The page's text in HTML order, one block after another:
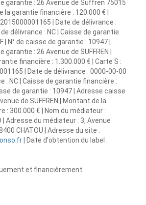
garantie : 26 Avenue de Suffren 75015
la garantie financière : 120.000 € |
| Date de délivrance :
délivrance : NC | Caisse de garantie
| N° de caisse de garantie : 10947 |
: 26 Avenue de SUFFREN |
financière : 1.300.000 € | Carte S :
| Date de délivrance : 0000-00-00
: NC | Caisse de garantie financière :
de garantie : 10947 | Adresse caisse
de SUFFREN | Montant de la
: 300.000 € | Nom du médiateur :
| Adresse du médiateur : 3, Avenue
CHATOU | Adresse du site :
| Date d'obtention du label :
et financièrement